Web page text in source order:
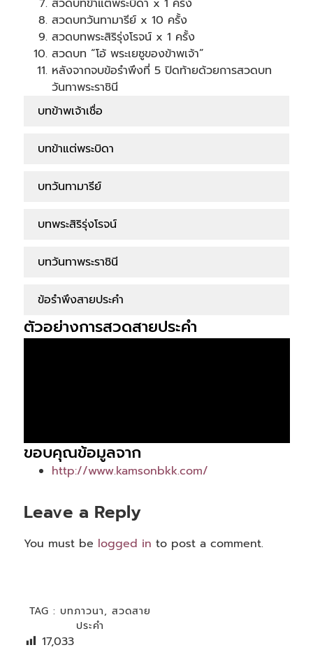
สวดบทวันทามารีย์ x 10 ครั้ง
สวดบทพระสิริรุ่งโรจน์ x 1 ครั้ง
สวดบท “โอ้ พระเยซูของข้าพเจ้า”
หลังจากจบข้อรำพึงที่ 5 ปิดท้ายด้วยการสวดบท
วันทาพระราชินี
บทข้าพเจ้าเชื่อ
บทข้าแต่พระบิดา
บทวันทามารีย์
บทพระสิริรุ่งโรจน์
บทวันทาพระราชินี
ข้อรำพึงสายประคำ
ตัวอย่างการสวดสายประคำ
ขอบคุณข้อมูลจาก
http://www.kamsonbkk.com/
Leave a Reply
You must be logged in to post a comment.
TAG : บทภาวนา, สวดสาย
ประคำ
17,033